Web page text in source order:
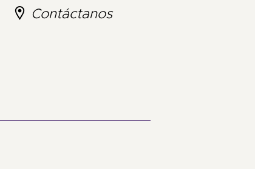
Contáctanos